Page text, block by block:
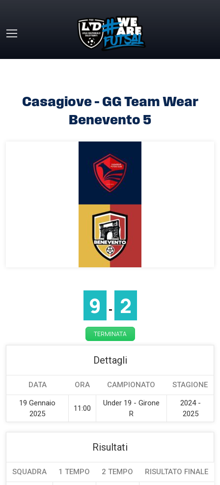
Casagiove – GG Team Wear
Benevento 5
9 - 2
TERMINATA
Dettagli
DATA ORA CAMPIONATO STAGIONE
19 Gennaio
2025
11:00
Under 19 - Girone
R
2024 -
2025
Risultati
SQUADRA 1 TEMPO 2 TEMPO RISULTATO FINALE